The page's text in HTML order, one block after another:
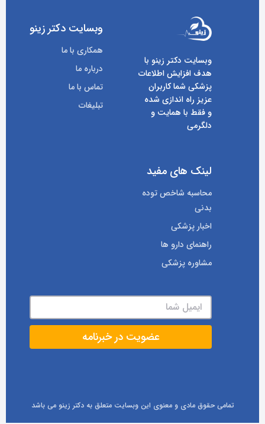
وبسایت دکتر زینو با
هدف افزایش اطلاعات
پزشکی شما کاربران
عزیز راه اندازی شده
و فقط با همایت و
دلگرمی
وبسایت دکتر زینو
همکاری با ما
درباره ما
تماس با ما
تبلیغات
لینک های مفید
محاسبه شاخص توده
بدنی
اخبار پزشکی
راهنمای دارو ها
مشاوره پزشکی
تمامی حقوق مادی و معنوی این وبسایت متعلق به دکتر زینو می باشد